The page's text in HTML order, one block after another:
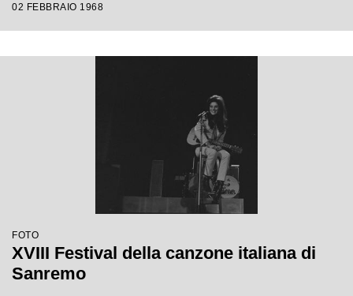
02 FEBBRAIO 1968
FOTO
XVIII Festival della canzone italiana di
Sanremo